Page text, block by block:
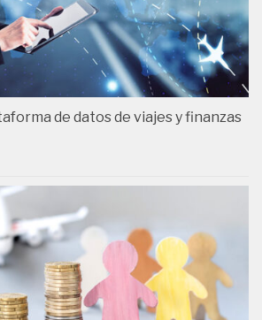
de datos de viajes y finanzas